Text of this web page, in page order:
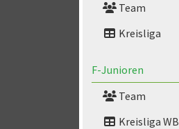
Team
Kreisliga
F-Junioren
Team
Kreisliga WB